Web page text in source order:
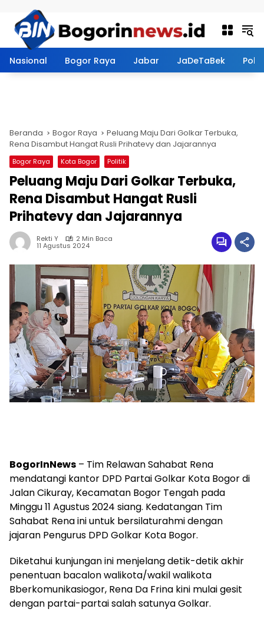
Nasional Bogor Raya Jabar JaDeTaBek
Beranda Bogor Raya
Peluang Maju Dari Golkar Terbuka,
Rena Disambut Hangat Rusli Prihatevy dan Jajarannya
Bogor Raya Kota Bogor Politik
Peluang Maju Dari Golkar Terbuka,
Rena Disambut Hangat Rusli
Prihatevy dan Jajarannya
Rekti Y 2 Min Baca
11 Agustus 2024
BogorInNews – Tim Relawan Sahabat Rena
mendatangi kantor DPD Partai Golkar Kota Bogor di
Jalan Cikuray, Kecamatan Bogor Tengah pada
Minggu 11 Agustus 2024 siang. Kedatangan Tim
Sahabat Rena ini untuk bersilaturahmi dengan
jajaran Pengurus DPD Golkar Kota Bogor.
Diketahui kunjungan ini menjelang detik-detik akhir
penentuan bacalon walikota/wakil walikota
Bberkomunikasiogor, Rena Da Frina kini mulai gesit
dengan partai-partai salah satunya Golkar.